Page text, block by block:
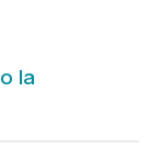
Your Books
la